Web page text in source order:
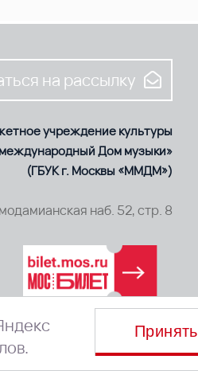
на рассылку
учреждение культуры
Дом музыки»
(ГБУК г. Москвы «ММДМ»)
наб. 52, стр. 8
Принять